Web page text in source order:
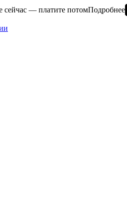
сейчас — платите потомПодробнее